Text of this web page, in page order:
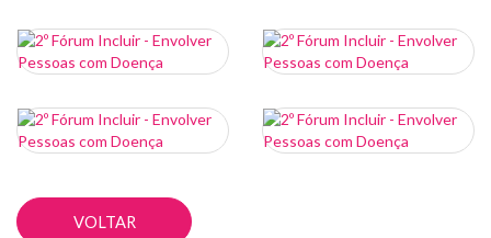
VOLTAR